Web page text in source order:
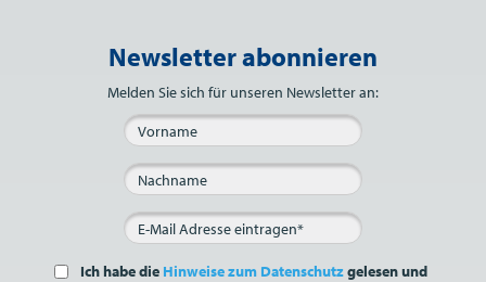
Bitte nicht ausfüllen.
Newsletter abonnieren
Melden Sie sich für unseren Newsletter an:
Ich habe die Hinweise zum Datenschutzgelesen und